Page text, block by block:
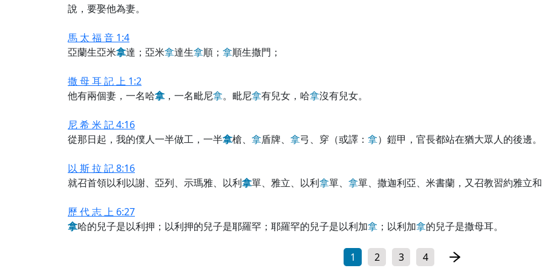
說，要娶他為妻。
馬 太 福 音 1:4
亞蘭生亞米拿達；亞米拿達生拿順； 拿順生撒門；
撒 母 耳 記 上 1:2
他有兩個妻，一名哈拿 ，一名毗尼拿。毗尼拿有兒女，哈拿沒有兒女。
尼 希 米 記 4:16
從那日起，我的僕人一半做工，一半拿槍、 拿盾牌、 拿弓、穿（或譯： 拿）鎧甲，官長都站在猶大眾人的後邊。
以 斯 拉 記 8:16
就召首領以利以謝、亞列、示瑪雅、以利拿單、雅立、以利拿單、 拿單、撒迦利亞、米書蘭，又召教習約雅立
歷 代 志 上 6:27
拿哈的兒子是以利押；以利押的兒子是耶羅罕；耶羅罕的兒子是以利加拿 ；以利加拿的兒子是撒母耳。
1 2 3 4